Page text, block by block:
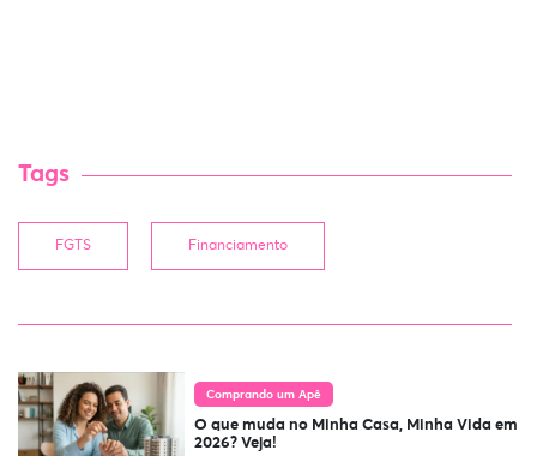
Tags
FGTS Financiamento
Comprando um Apê
O que muda no Minha Casa, Minha Vida em
2026? Veja!